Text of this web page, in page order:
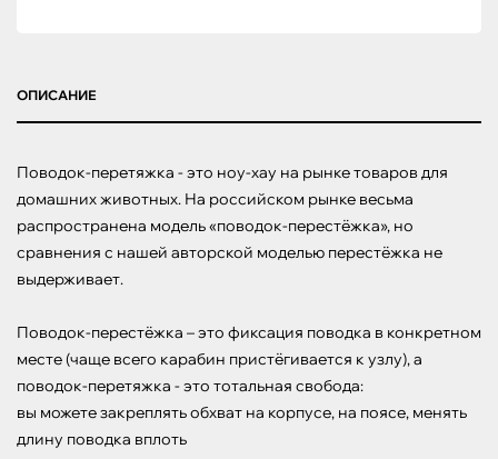
ОПИСАНИЕ
Поводок-перетяжка - это ноу-хау на рынке товаров для
домашних животных. На российском рынке весьма
распространена модель «поводок-перестёжка», но
сравнения с нашей авторской моделью перестёжка не
выдерживает.
Поводок-перестёжка – это фиксация поводка в конкретном
месте (чаще всего карабин пристёгивается к узлу), а
поводок-перетяжка - это тотальная свобода:
вы можете закреплять обхват на корпусе, на поясе, менять
длину поводка вплоть